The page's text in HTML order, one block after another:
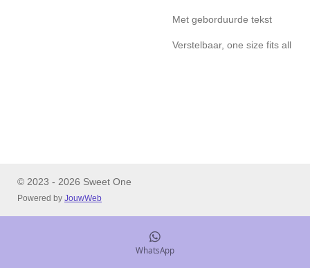
Met geborduurde tekst
Verstelbaar, one size fits all
© 2023 - 2026 Sweet One
Powered by JouwWeb
WhatsApp